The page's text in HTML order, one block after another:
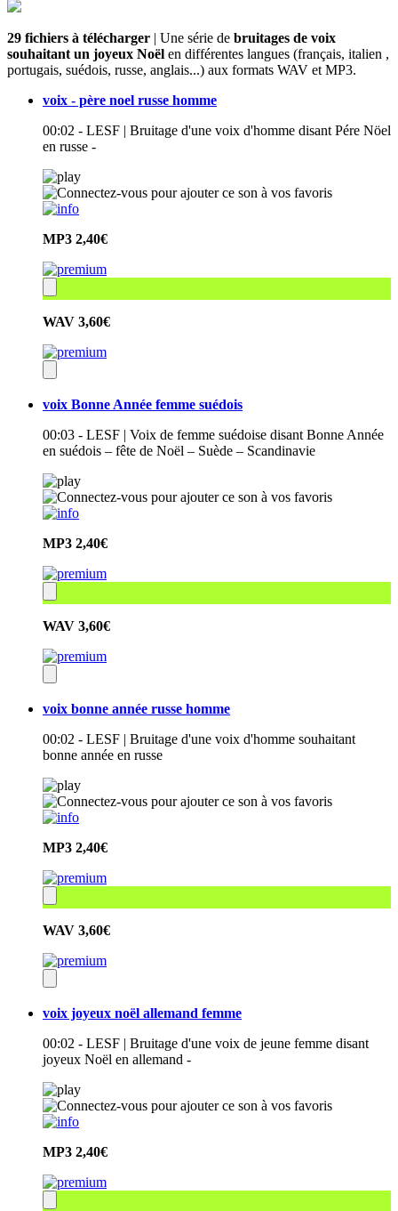
29 fichiers à télécharger | Une série de bruitages de voix
souhaitant un joyeux Noël en différentes langues (français, italien ,
portugais, suédois, russe, anglais...) aux formats WAV et MP3.
voix - père noel russe homme
00:02 - LESF | Bruitage d'une voix d'homme disant Pére Nöel
en russe -
MP3 2,40€
WAV 3,60€
voix Bonne Année femme suédois
00:03 - LESF | Voix de femme suédoise disant Bonne Année
en suédois – fête de Noël – Suède – Scandinavie
MP3 2,40€
WAV 3,60€
voix bonne année russe homme
00:02 - LESF | Bruitage d'une voix d'homme souhaitant
bonne année en russe
MP3 2,40€
WAV 3,60€
voix joyeux noël allemand femme
00:02 - LESF | Bruitage d'une voix de jeune femme disant
joyeux Noël en allemand -
MP3 2,40€